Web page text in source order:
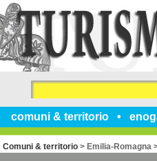
comuni & territorio
Comuni & territorio > Emilia-Romagna